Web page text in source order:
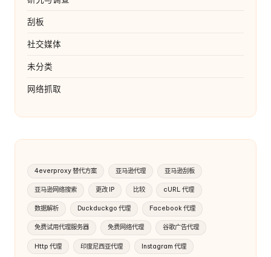
刮板
社交媒体
未分类
网络抓取
4everproxy 替代方案 亚马逊代理 亚马逊刮板
亚马逊网络搜索 更改 IP 比较 cURL 代理
数据解析 Duckduckgo 代理 Facebook 代理
免费试用代理服务器 免费网络代理 谷歌广告代理
Http 代理 印度尼西亚代理 Instagram 代理